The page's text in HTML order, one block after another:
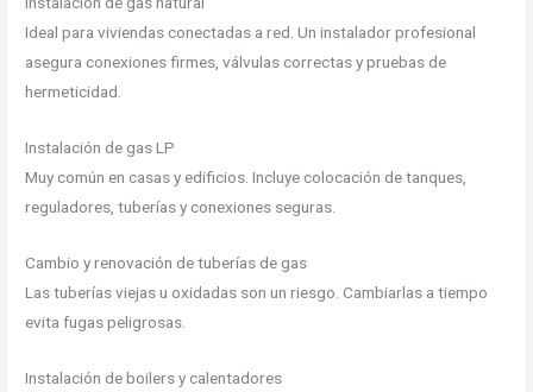
Ideal para viviendas conectadas a red. Un instalador profesional
asegura conexiones firmes, válvulas correctas y pruebas de
hermeticidad.
Instalación de gas LP
Muy común en casas y edificios. Incluye colocación de tanques,
reguladores, tuberías y conexiones seguras.
Cambio y renovación de tuberías de gas
Las tuberías viejas u oxidadas son un riesgo. Cambiarlas a tiempo
evita fugas peligrosas.
Instalación de boilers y calentadores